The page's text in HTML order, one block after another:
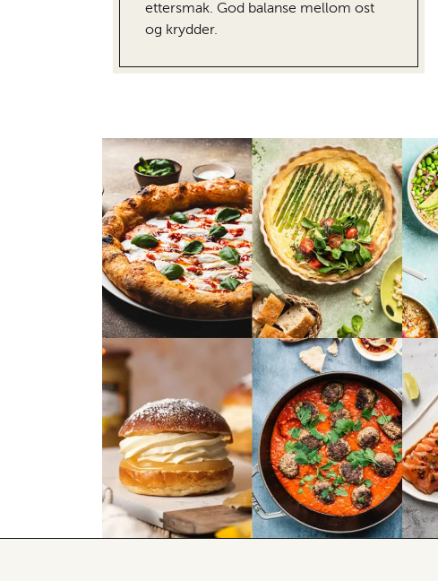
ettersmak. God balanse mellom ost
og krydder.